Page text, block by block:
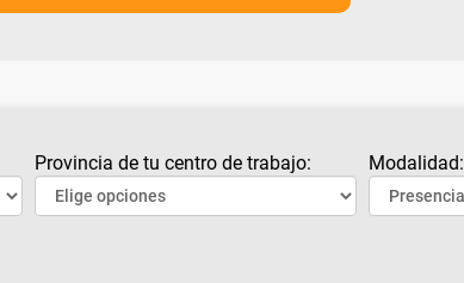
Provincia de tu centro de trabajo: Modalidad: